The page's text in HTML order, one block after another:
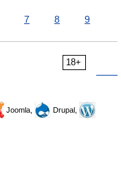
7 8 9
18+
Joomla,
Drupal,